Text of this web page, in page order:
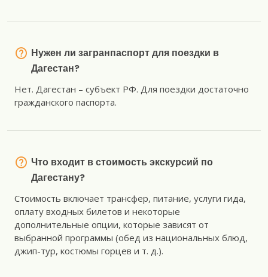
Нужен ли загранпаспорт для поездки в
Дагестан?
Нет. Дагестан – субъект РФ. Для поездки достаточно
гражданского паспорта.
Что входит в стоимость экскурсий по
Дагестану?
Стоимость включает трансфер, питание, услуги гида,
оплату входных билетов и некоторые
дополнительные опции, которые зависят от
выбранной программы (обед из национальных блюд,
джип-тур, костюмы горцев и т. д.).